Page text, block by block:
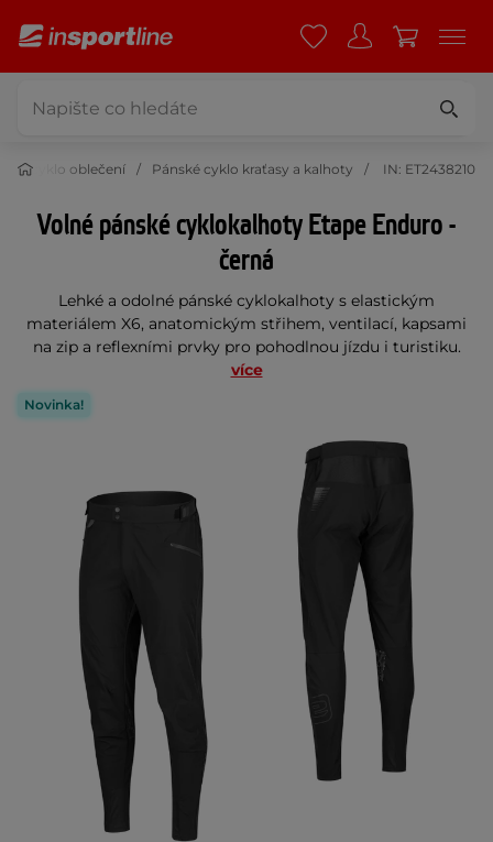
cyklo oblečení Pánské cyklo kraťasy a kalhoty IN: ET2438210
Volné pánské cyklokalhoty Etape Enduro -
černá
Lehké a odolné pánské cyklokalhoty s elastickým
materiálem X6, anatomickým střihem, ventilací, kapsami
na zip a reflexními prvky pro pohodlnou jízdu i turistiku.
více
Novinka!